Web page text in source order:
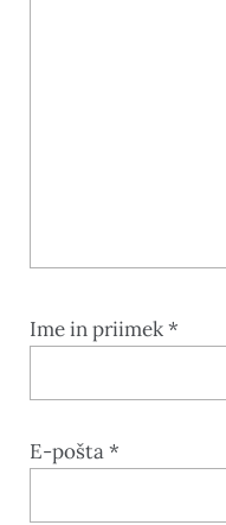
Ime in priimek*
E-pošta*